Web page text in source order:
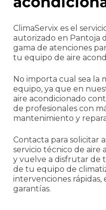
ClimaServix es el
autorizado en Pantoja
gama de atenciones
tu equipo de aire
No importa cual sea la
equipo, ya que en
aire acondicionado
de profesionales con
mantenimiento y
Contacta para solicitar
servicio técnico de aire
y vuelve a disfrutar de
de tu equipo de
intervenciones rápidas,
garantías.